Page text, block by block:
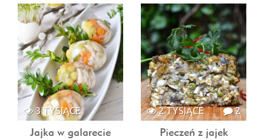
3 TYSIĄCE
Jajka w galarecie
2
2 TYSIĄCE
Pieczeń z jajek